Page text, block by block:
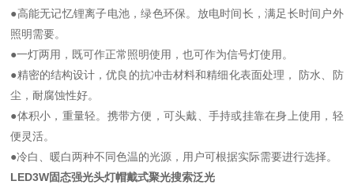
●高能无记忆锂离子电池，绿色环保。放电时间长，满足长时间户外
照明需要。
●一灯两用，既可作正常照明使用，也可作为信号灯使用。
●精密的结构设计，优良的抗冲击材料和精细化表面处理， 防水、防
尘，耐腐蚀性好。
●体积小，重量轻。携带方便，可头戴、手持或挂靠在身上使用，轻
便灵活。
●冷白、暖白两种不同色温的光源，用户可根据实际需要进行选择。
LED3W固态强光头灯帽戴式聚光搜索泛光